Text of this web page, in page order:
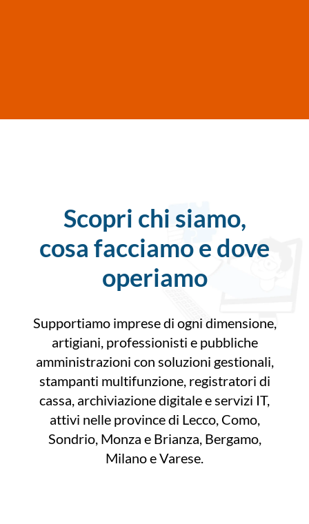
Scopri chi siamo,
cosa facciamo e dove
operiamo
Supportiamo imprese di ogni dimensione,
artigiani, professionisti e pubbliche
amministrazioni con soluzioni gestionali,
stampanti multifunzione, registratori di
cassa, archiviazione digitale e servizi IT,
attivi nelle province di Lecco, Como,
Sondrio, Monza e Brianza, Bergamo,
Milano e Varese.